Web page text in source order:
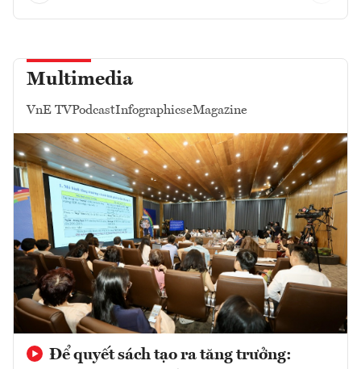
Multimedia
VnE TVPodcastInfographicseMagazine
Để quyết sách tạo ra tăng trưởng: